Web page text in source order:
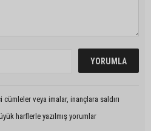
veya imalar, inançlara saldırı
harflerle yazılmış yorumlar